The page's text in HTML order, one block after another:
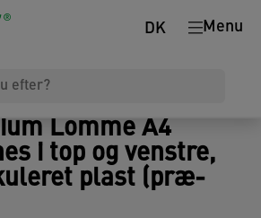
Menu
DK
Lomme A4
i top og venstre,
plast (præ-